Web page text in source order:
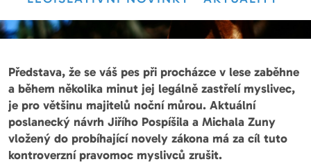
Představa, že se váš pes při procházce v lese zaběhne
a během několika minut jej legálně zastřelí myslivec,
je pro většinu majitelů noční můrou. Aktuální
poslanecký návrh Jiřího Pospíšila a Michala Zuny
vložený do probíhající novely zákona má za cíl tuto
kontroverzní pravomoc myslivců zrušit.